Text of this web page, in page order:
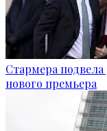
Стармера
нового премьера